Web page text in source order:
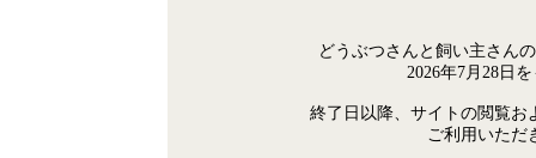
どうぶつさんと飼い主さん
2026年7月28日
終了日以降、サイトの閲覧お
ご利用いただ